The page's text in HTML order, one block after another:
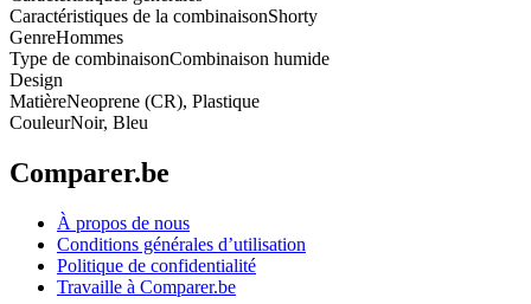
Caractéristiques de la combinaisonShorty
GenreHommes
Type de combinaisonCombinaison humide
Design
MatièreNeoprene (CR), Plastique
CouleurNoir, Bleu
Comparer.be
À propos de nous
Conditions générales d’utilisation
Politique de confidentialité
Travaille à Comparer.be